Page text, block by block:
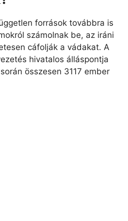
források továbbra is
számolnak be, az iráni
cáfolják a vádakat. A
hivatalos álláspontja
összesen 3117 ember